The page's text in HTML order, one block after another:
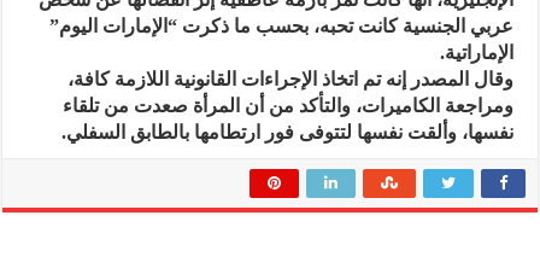
عربي الجنسية كانت تحبه، بحسب ما ذكرت “الإمارات اليوم”
الإماراتية.
وقال المصدر إنه تم اتخاذ الإجراءات القانونية اللازمة كافة،
ومراجعة الكاميرات، والتأكد من أن المرأة صعدت من تلقاء
نفسها، وألقت نفسها لتتوفى فور ارتطامها بالطابق السفلي.